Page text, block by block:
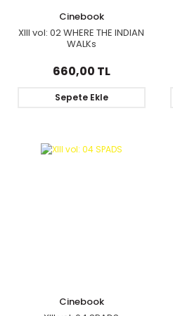
Cinebook
XIII vol: 02 WHERE THE INDIAN
WALKs
660,00 TL
Sepete Ekle
Cinebook